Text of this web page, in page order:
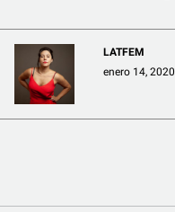
REDACCIÓN ABIERTA
LATFEMLAB.
LATFEM
enero 14, 2020